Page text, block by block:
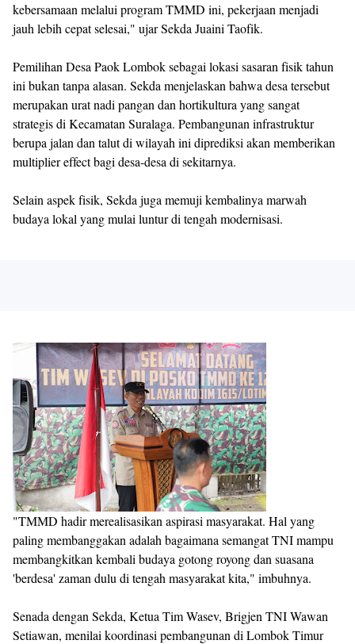
kebersamaan melalui program TMMD ini, pekerjaan menjadi
jauh lebih cepat selesai," ujar Sekda Juaini Taofik.
Pemilihan Desa Paok Lombok sebagai lokasi sasaran fisik tahun
ini bukan tanpa alasan. Sekda menjelaskan bahwa desa tersebut
merupakan urat nadi pangan dan hortikultura yang sangat
strategis di Kecamatan Suralaga. Pembangunan infrastruktur
berupa jalan dan talut di wilayah ini diprediksi akan memberikan
multiplier effect bagi desa-desa di sekitarnya.
Selain aspek fisik, Sekda juga memuji kembalinya marwah
budaya lokal yang mulai luntur di tengah modernisasi.
"TMMD hadir merealisasikan aspirasi masyarakat. Hal yang
paling membanggakan adalah bagaimana semangat TNI mampu
membangkitkan kembali budaya gotong royong dan suasana
'berdesa' zaman dulu di tengah masyarakat kita," imbuhnya.
Senada dengan Sekda, Ketua Tim Wasev, Brigjen TNI Wawan
Setiawan, menilai koordinasi pembangunan di Lombok Timur